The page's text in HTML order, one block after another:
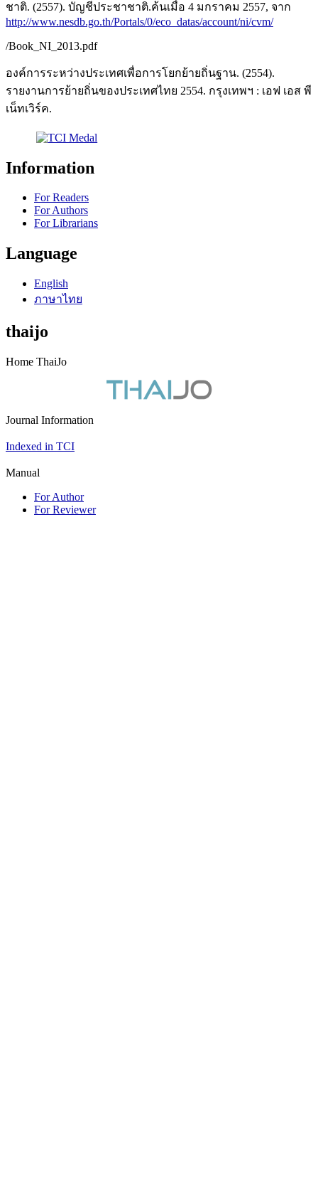
ชาติ. (2557). บัญชีประชาชาติ.ค้นเมื่อ 4 มกราคม 2557, จาก
http://www.nesdb.go.th/Portals/0/eco_datas/account/ni/cvm/
/Book_NI_2013.pdf
องค์การระหว่างประเทศเพื่อการโยกย้ายถิ่นฐาน. (2554).
รายงานการย้ายถิ่นของประเทศไทย 2554. กรุงเทพฯ : เอฟ เอส พี
เน็ทเวิร์ค.
Information
For Readers
For Authors
For Librarians
Language
English
ภาษาไทย
thaijo
Home ThaiJo
Journal Information
Indexed in TCI
Manual
For Author
For Reviewer